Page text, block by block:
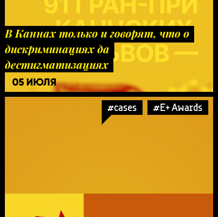
В Каннах только и говорят, что о
дискриминациях да
дестигматизациях
05 ИЮЛЯ
#cases #E+ Awards